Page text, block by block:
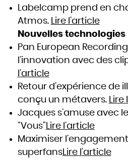
Labelcamp prend en
Atmos.
Lire l’article
Nouvelles technologies
Pan European
l’innovation avec des
l’article
Retour d’expérience de
conçu un métavers.
Jacques s’amuse avec
“Vous” Lire l’article
Maximiser
superfansLire l’article